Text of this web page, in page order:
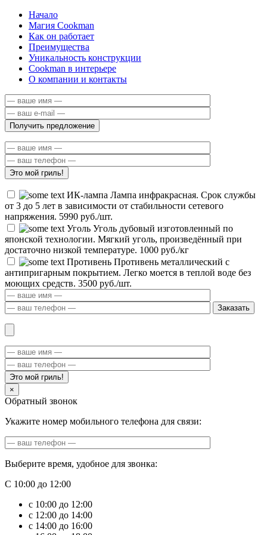
Начало
Магия Cookman
Как он работает
Преимущества
Уникальность конструкции
Cookman в интерьере
О компании и контакты
Получить предложение
Это мой гриль!
ИК-лампа Лампа инфракрасная. Срок службы
от 3 до 5 лет в зависимости от стабильности сетевого
напряжения. 5990 руб./шт.
Уголь Уголь дубовый изготовленный по
японской технологии. Мягкий уголь, произведённый при
достаточно низкой температуре. 1000 руб./кг
Противень Противень металлический с
антипригарным покрытием. Легко моется в теплой воде без
моющих средств. 3500 руб./шт.
Заказать
Это мой гриль!
×
Обратный звонок
Укажите номер мобильного телефона для связи:
Выберите время, удобное для звонка:
С 10:00 до 12:00
с 10:00 до 12:00
с 12:00 до 14:00
с 14:00 до 16:00